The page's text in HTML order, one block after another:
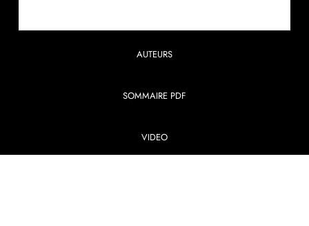
AUTEURS
SOMMAIRE PDF
VIDEO